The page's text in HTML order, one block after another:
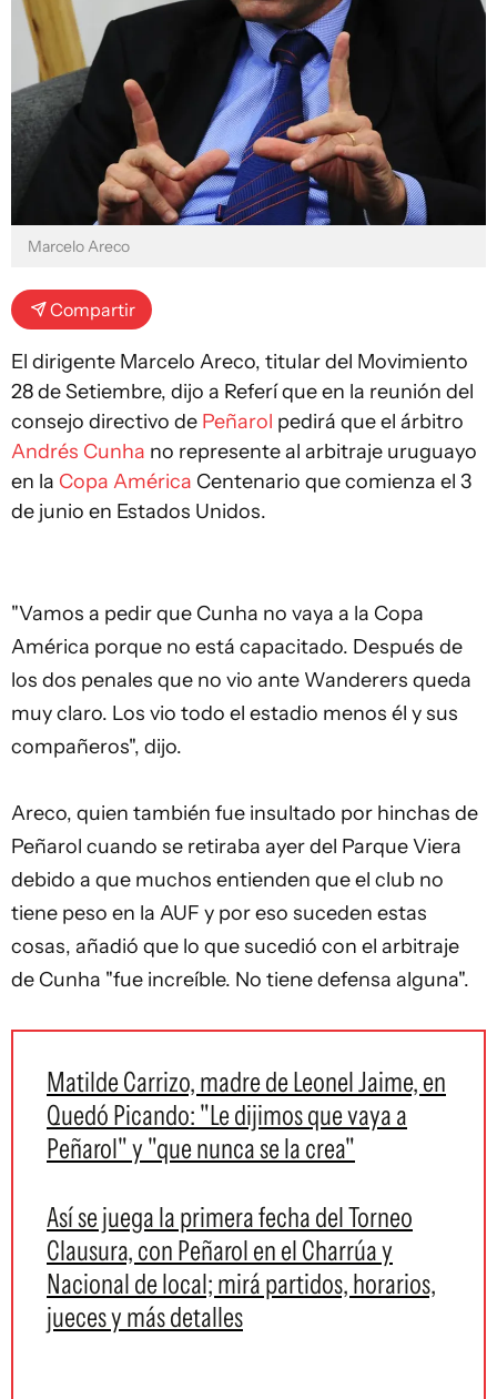
Marcelo Areco
Compartir
El dirigente Marcelo Areco, titular del Movimiento
28 de Setiembre, dijo a Referí que en la reunión del
consejo directivo de Peñarol pedirá que el árbitro
Andrés Cunha no represente al arbitraje uruguayo
en la Copa América Centenario que comienza el 3
de junio en Estados Unidos.
"Vamos a pedir que Cunha no vaya a la Copa
América porque no está capacitado. Después de
los dos penales que no vio ante Wanderers queda
muy claro. Los vio todo el estadio menos él y sus
compañeros", dijo.
Areco, quien también fue insultado por hinchas de
Peñarol cuando se retiraba ayer del Parque Viera
debido a que muchos entienden que el club no
tiene peso en la AUF y por eso suceden estas
cosas, añadió que lo que sucedió con el arbitraje
de Cunha "fue increíble. No tiene defensa alguna".
Matilde Carrizo, madre de Leonel Jaime, en
Quedó Picando: "Le dijimos que vaya a
Peñarol" y "que nunca se la crea"
Así se juega la primera fecha del Torneo
Clausura, con Peñarol en el Charrúa y
Nacional de local; mirá partidos, horarios,
jueces y más detalles